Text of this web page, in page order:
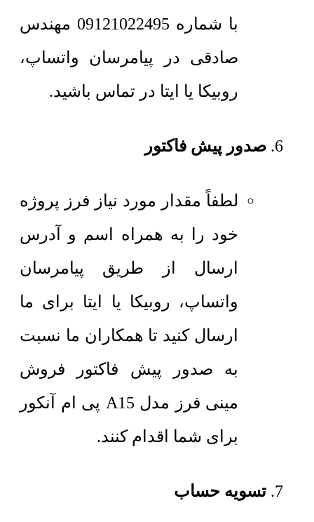
با شماره 09121022495 مهندس
صادقی در پیامرسان واتساپ،
روبیکا یا ایتا در تماس باشید.
صدور پیش فاکتور
لطفاً مقدار مورد نیاز فرز پروژه
خود را به همراه اسم و آدرس
ارسال از طریق پیامرسان
واتساپ، روبیکا یا ایتا برای ما
ارسال کنید تا همکاران ما نسبت
به صدور پیش فاکتور فروش
مینی فرز مدل A15 پی ام آنکور
برای شما اقدام کنند.
تسویه حساب